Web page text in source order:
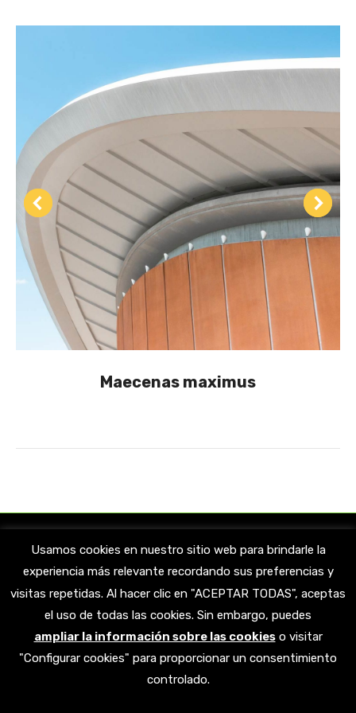
Maecenas maximus
Encuéntranos en:
Facebook
page
X
page
YouTube
page
Linkedin
page
Instagram
Usamos cookies en nuestro sitio web para brindarle la
experiencia más relevante recordando sus preferencias y
visitas repetidas. Al hacer clic en "ACEPTAR TODAS", aceptas
el uso de todas las cookies. Sin embargo, puedes
ampliar la información sobre las cookieso visitar
"Configurar cookies" para proporcionar un consentimiento
controlado.